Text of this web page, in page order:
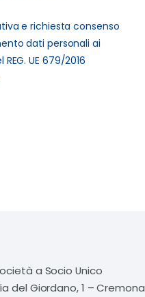
e richiesta consenso
dati personali ai
REG. UE 679/2016
a Socio Unico
del Giordano, 1 – Cremona